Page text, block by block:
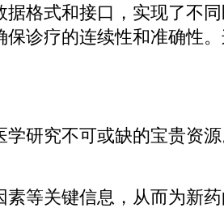
格式和接口，实现了不同
诊疗的连续性和准确性
研究不可或缺的宝贵资
等关键信息，从而为新